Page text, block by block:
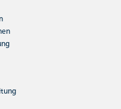
begeistern.